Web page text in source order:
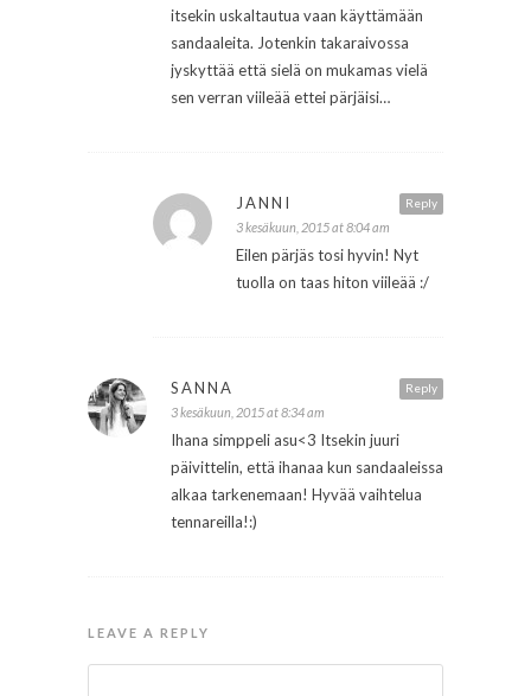
itsekin uskaltautua vaan käyttämään
sandaaleita. Jotenkin takaraivossa
jyskyttää että sielä on mukamas vielä
sen verran viileää ettei pärjäisi…
Reply
JANNI
3 kesäkuun, 2015 at 8:04 am
Eilen pärjäs tosi hyvin! Nyt
tuolla on taas hiton viileää :/
Reply
SANNA
3 kesäkuun, 2015 at 8:34 am
Ihana simppeli asu<3 Itsekin juuri
päivittelin, että ihanaa kun sandaaleissa
alkaa tarkenemaan! Hyvää vaihtelua
tennareilla!:)
LEAVE A REPLY